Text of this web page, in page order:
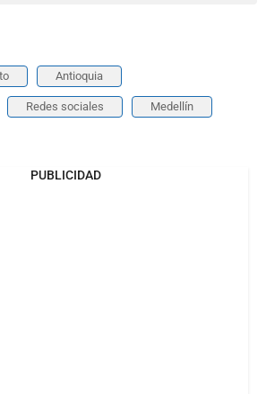
Antioquia
Redes sociales Medellín
PUBLICIDAD